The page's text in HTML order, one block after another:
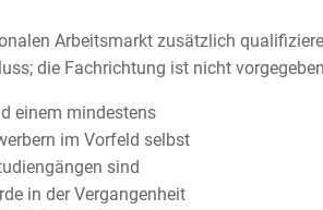
Arbeitsmarkt zusätzlich
die Fachrichtung ist nicht
einem mindestens
im Vorfeld selbst
sind
in der Vergangenheit